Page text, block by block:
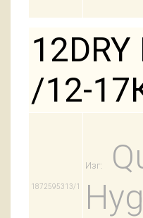
/12-
1872595313/1
Изг: